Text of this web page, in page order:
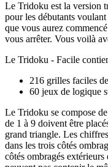
Le Tridoku est la version
pour les débutants
que vous aurez
vous arrêter. Vous voilà
Le Tridoku - Facile
216 grilles faciles
60 jeux de logique
Le Tridoku se compose
de 1 à 9 doivent être
grand triangle. Les
dans les trois côtés
côtés ombragés